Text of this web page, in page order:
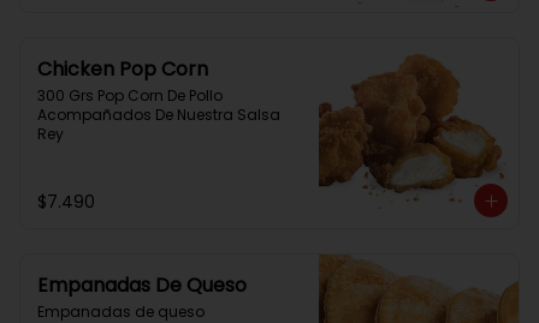
Chicken Pop Corn
300 Grs Pop Corn De Pollo
Acompañados De Nuestra Salsa
Rey
$7.490
Empanadas De Queso
Empanadas de queso